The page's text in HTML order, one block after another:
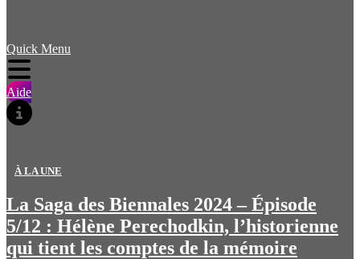
Quick Menu
Aide
À LA UNE
La Saga des Biennales 2024 – Épisode
5/12 : Hélène Perechodkin, l’historienne
qui tient les comptes de la mémoire